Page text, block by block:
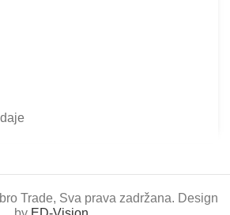
Trade, Sva prava zadržana. Design